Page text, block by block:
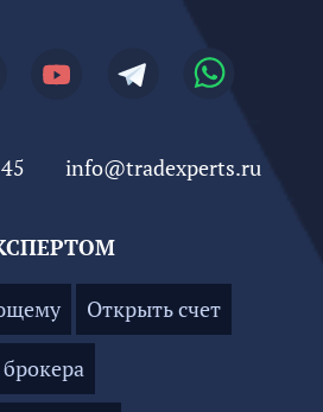
info@tradexperts.ru
Открыть счет